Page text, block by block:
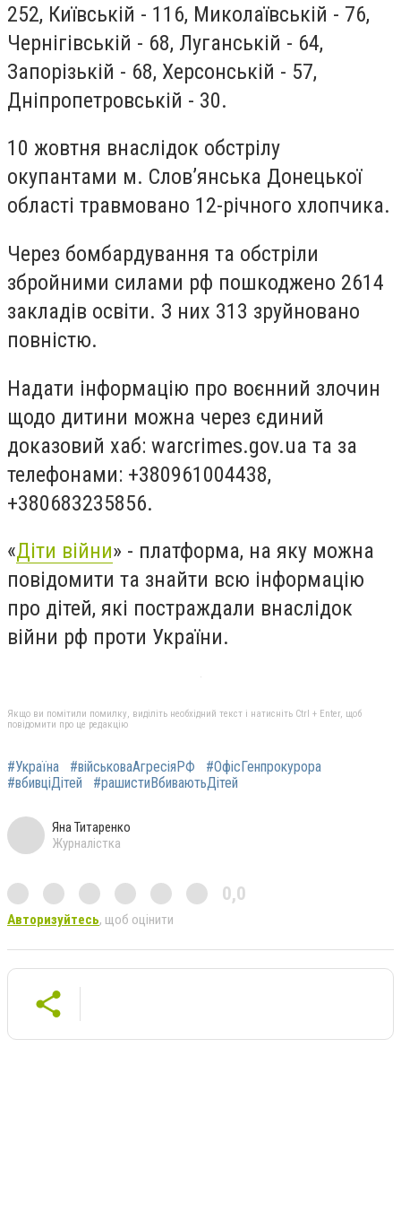
252, Київській - 116, Миколаївській - 76,
Чернігівській - 68, Луганській - 64,
Запорізькій - 68, Херсонській - 57,
Дніпропетровській - 30.
10 жовтня внаслідок обстрілу
окупантами м. Слов’янська Донецької
області травмовано 12-річного хлопчика.
Через бомбардування та обстріли
збройними силами рф пошкоджено 2614
закладів освіти. З них 313 зруйновано
повністю.
Надати інформацію про воєнний злочин
щодо дитини можна через єдиний
доказовий хаб: warcrimes.gov.ua та за
телефонами: +380961004438,
+380683235856.
«Діти війни» - платформа, на яку можна
повідомити та знайти всю інформацію
про дітей, які постраждали внаслідок
війни рф проти України.
Якщо ви помітили помилку, виділіть необхідний текст і натисніть Ctrl + Enter, щоб
повідомити про це редакцію
#Україна #військоваАгресіяРФ
#ОфісГенпрокурора
#вбивціДітей
#рашистиВбиваютьДітей
Яна Титаренко
Журналістка
0,0
Авторизуйтесь, щоб оцінити